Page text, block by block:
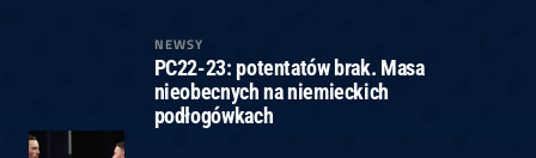
NEWSY
PC22-23: potentatów brak. Masa
nieobecnych na niemieckich
podłogówkach